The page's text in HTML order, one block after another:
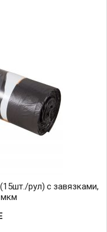
рул) с завязками,